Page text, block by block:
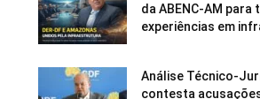
da ABENC-AM para
experiências em
Análise Técnico-
contesta